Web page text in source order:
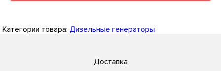
Категории товара: Дизельные генераторы
Доставка